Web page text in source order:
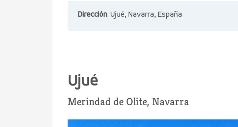
Dirección: Ujué, Navarra, España
Ujué
Merindad de Olite, Navarra